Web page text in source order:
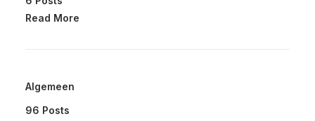
Read More
Algemeen
96 Posts